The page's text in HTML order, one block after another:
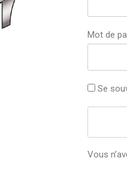
Mot de
Se
Vous